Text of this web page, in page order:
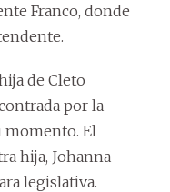
Franco, donde
de Cleto
por la
momento. El
hija, Johanna
legislativa.